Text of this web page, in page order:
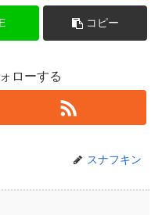
コピー
ローする
スナフキン